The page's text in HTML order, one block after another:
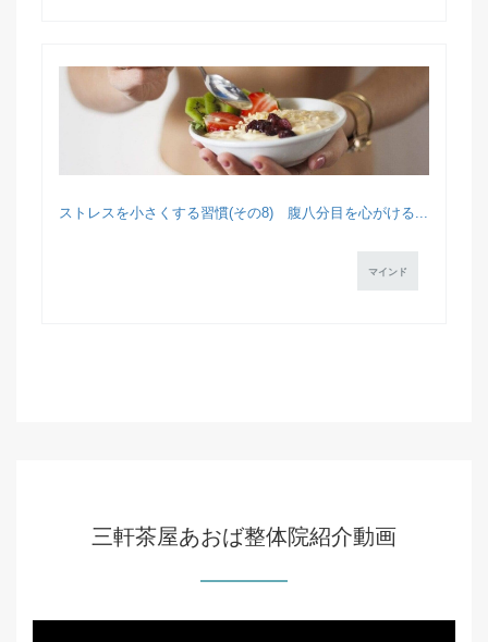
ストレスを小さくする習慣(その8) 腹八分目を心がける...
マインド
三軒茶屋あおば整体院紹介動画